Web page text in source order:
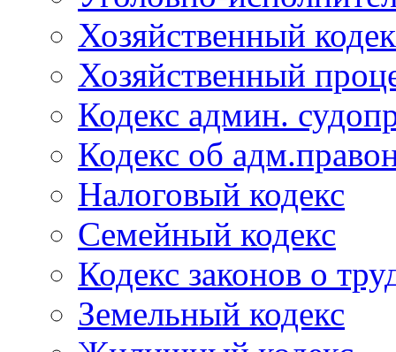
Хозяйственный
Хозяйственный
Кодекс админ.
Кодекс об
Налоговый кодекс
Семейный кодекс
Кодекс законов о
Земельный кодекс